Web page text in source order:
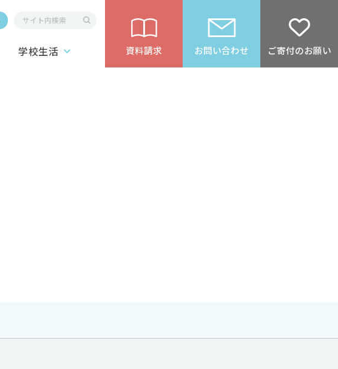
学校生活 資料請求 お問い合わせ ご寄付のお願い